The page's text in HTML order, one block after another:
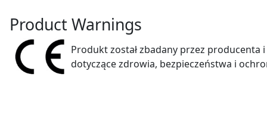
Product Warnings
Produkt został zbadany przez producenta
dotyczące zdrowia, bezpieczeństwa i